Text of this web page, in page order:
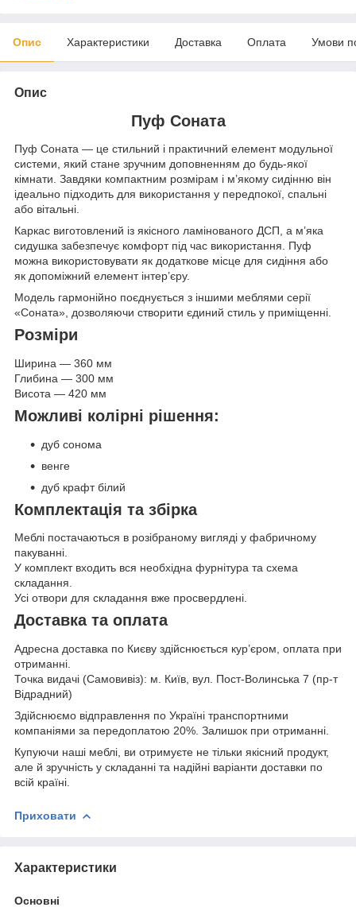
Опис Характеристики Доставка Оплата Умови
Опис
Пуф Соната
Пуф Соната — це стильний і практичний елемент модульної
системи, який стане зручним доповненням до будь-якої
кімнати. Завдяки компактним розмірам і м’якому сидінню він
ідеально підходить для використання у передпокої, спальні
або вітальні.
Каркас виготовлений із якісного ламінованого ДСП, а м’яка
сидушка забезпечує комфорт під час використання. Пуф
можна використовувати як додаткове місце для сидіння або
як допоміжний елемент інтер’єру.
Модель гармонійно поєднується з іншими меблями серії
«Соната», дозволяючи створити єдиний стиль у приміщенні.
Розміри
Ширина — 360 мм
Глибина — 300 мм
Висота — 420 мм
Можливі колірні рішення:
дуб сонома
венге
дуб крафт білий
Комплектація та збірка
Меблі постачаються в розібраному вигляді у фабричному
пакуванні.
У комплект входить вся необхідна фурнітура та схема
складання.
Усі отвори для складання вже просвердлені.
Доставка та оплата
Адресна доставка по Києву здійснюється кур’єром, оплата при
отриманні.
Точка видачі (Самовивіз): м. Київ, вул. Пост-Волинська 7 (пр-т
Відрадний)
Здійснюємо відправлення по Україні транспортними
компаніями за передоплатою 20%. Залишок при отриманні.
Купуючи наші меблі, ви отримуєте не тільки якісний продукт,
але й зручність у складанні та надійні варіанти доставки по
всій країні.
Приховати
Характеристики
Основні